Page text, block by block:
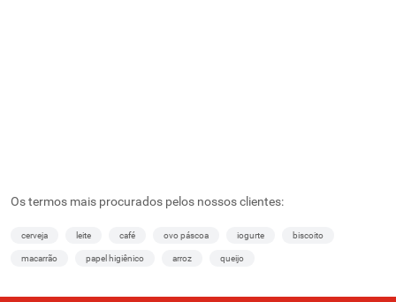
Os termos mais procurados pelos nossos clientes:
cerveja leite café ovo páscoa iogurte biscoito
macarrão papel higiênico arroz queijo